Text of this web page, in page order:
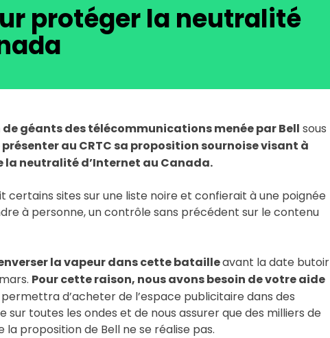
protéger la neutralité
géants des télécommunications menée par Bell sous
au CRTC sa proposition sournoise visant à
la neutralité d’Internet au Canada.
sites sur une liste noire et confierait à une poignée
à personne, un contrôle sans précédent sur le contenu
la vapeur dans cette batailleavant la date butoir
Pour cette raison, nous avons besoin de votre aide
d’acheter de l’espace publicitaire dans des
toutes les ondes et de nous assurer que des milliers de
proposition de Bell ne se réalise pas.